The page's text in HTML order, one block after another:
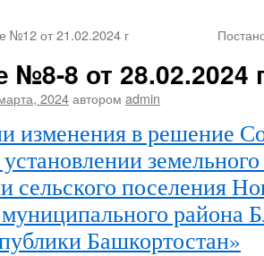
№12 от 21.02.2024 г
№8-8 от 28.02.2024
2024автором admin
изменения в решение
земельного
сельского поселения
муниципального района
Башкортостан»